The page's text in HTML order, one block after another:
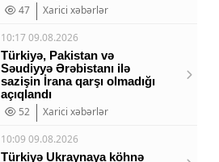
47
Xarici xəbərlər
10:17 09.08.2026
Türkiyə, Pakistan və
Səudiyyə Ərəbistanı ilə
sazişin İrana qarşı olmadığı
açıqlandı
52
Xarici xəbərlər
10:09 09.08.2026
Türkiyə Ukraynaya köhnə